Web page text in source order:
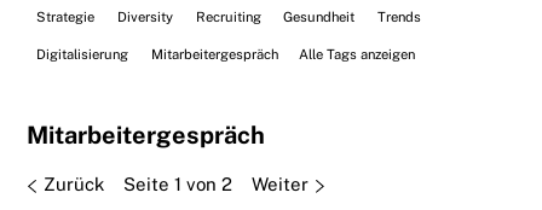
Strategie Diversity Recruiting Gesundheit Trends
Digitalisierung Mitarbeitergespräch Alle Tags anzeigen
Mitarbeitergespräch
ZurückSeite 1 von 2 Weiter